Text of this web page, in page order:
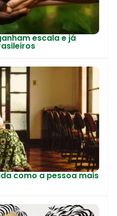
escala e já
como a pessoa mais